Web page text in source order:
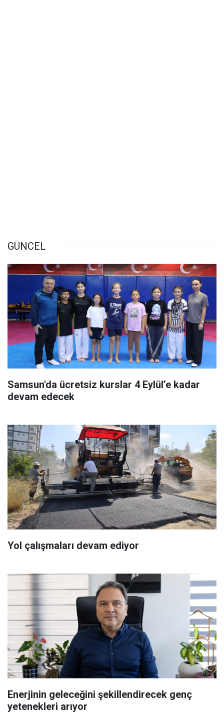
GÜNCEL
Samsun'da ücretsiz kurslar 4 Eylül’e kadar
devam edecek
Yol çalışmaları devam ediyor
Enerjinin geleceğini şekillendirecek genç
yetenekleri arıyor